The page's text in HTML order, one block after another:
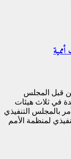
من قبل المجلس
في ثلاث هيئات
بالمجلس التنفيذي
لمنظمة الأمم